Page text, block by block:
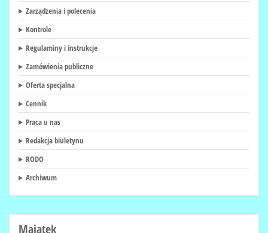
Zarządzenia i polecenia
Kontrole
Regulaminy i instrukcje
Zamówienia publiczne
Oferta specjalna
Cennik
Praca u nas
Redakcja biuletynu
RODO
Archiwum
Majątek